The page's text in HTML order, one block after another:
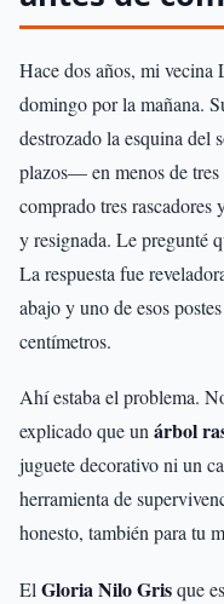
Hace dos años, mi vecina
domingo por la mañana.
destrozado la esquina del
plazos— en menos de tres
comprado tres rascadores
y resignada. Le pregunté
La respuesta fue
abajo y uno de esos
centímetros.
Ahí estaba el problema.
explicado que unárbol
juguete decorativo ni un
herramienta de
honesto, también para tu
El Gloria Nilo Grisque